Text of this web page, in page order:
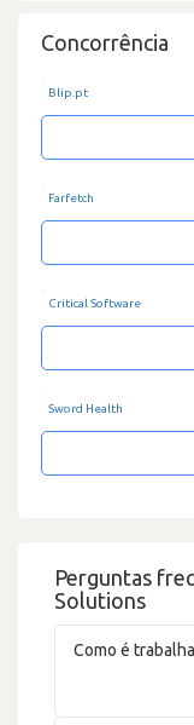
Perguntas
Solutions
Como é
Concorrência
Blip.pt
Farfetch
Critical Software
Sword Health